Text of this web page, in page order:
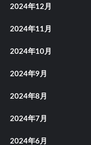
2024年12月
2024年11月
2024年10月
2024年9月
2024年8月
2024年7月
2024年6月